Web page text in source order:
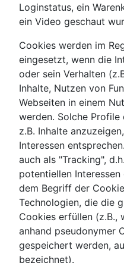
Loginstatus, ein
ein Video geschaut
Cookies werden im
eingesetzt, wenn die
oder sein Verhalten
Inhalte, Nutzen von
Webseiten in einem
werden. Solche
z.B. Inhalte
Interessen
auch als "Tracking",
potentiellen
dem Begriff der
Technologien, die die
Cookies erfüllen (z.B.,
anhand pseudonymer
gespeichert werden,
bezeichnet).